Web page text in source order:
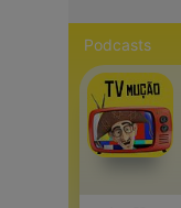
Podcasts